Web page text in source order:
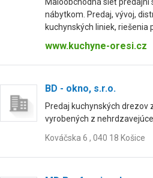
nábytkom. Predaj, vývoj,
kuchynských liniek, riešenia
www.kuchyne-oresi.cz
BD - okno, s.r.o.
Predaj kuchynských drezov
vyrobených z
Kováčska 6 , 040 18 Košice